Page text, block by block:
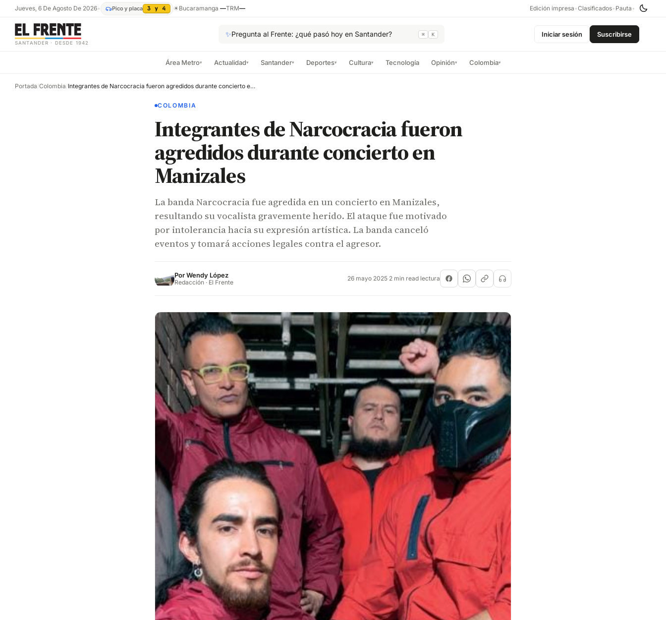
Jueves, 6 De Agosto De 2026• Pico y placa 3 y 4 ☀Bucaramanga —TRM— Edición impresa •Clasificados• Pauta •
SANTANDER · DESDE 1942
✨Pregunta al Frente: ¿qué pasó hoy en Santander? ⌘ K Iniciar sesión Suscribirse
Área Metro▾ Actualidad▾ Santander▾ Deportes▾ Cultura▾ Tecnología Opinión▾ Colombia▾
Portada/Colombia/ Integrantes de Narcocracia fueron agredidos durante concierto en Manizales
COLOMBIA
Integrantes de Narcocracia fueron
agredidos durante concierto en
Manizales
La banda Narcocracia fue agredida en un concierto en Manizales,
resultando su vocalista gravemente herido. El ataque fue motivado
por intolerancia hacia su expresión artística. La banda canceló
eventos y tomará acciones legales contra el agresor.
PorWendy López
Redacción · El Frente 26 mayo 2025·2 min read lectura